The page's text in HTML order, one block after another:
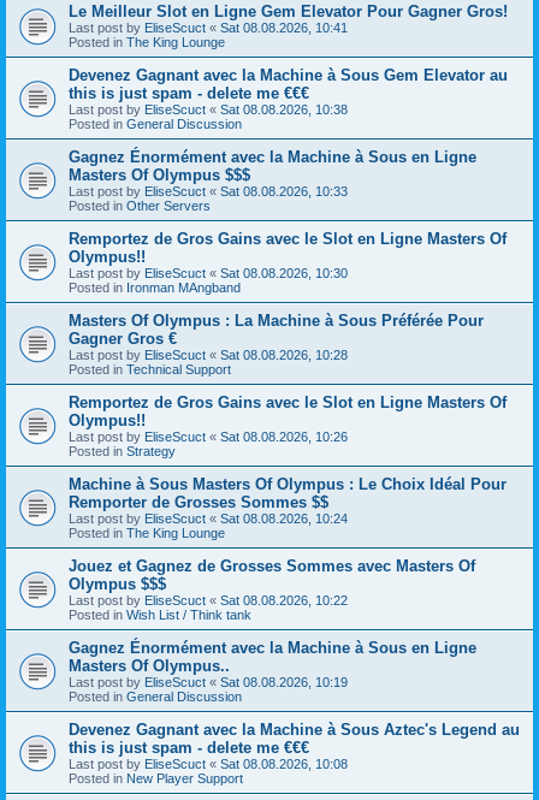
Le Meilleur Slot en Ligne Gem Elevator Pour Gagner Gros!
Last post by EliseScuct « Sat 08.08.2026, 10:41
Posted in The King Lounge
Devenez Gagnant avec la Machine à Sous Gem Elevator au
this is just spam - delete me €€€
Last post by EliseScuct « Sat 08.08.2026, 10:38
Posted in General Discussion
Gagnez Énormément avec la Machine à Sous en Ligne
Masters Of Olympus $$$
Last post by EliseScuct « Sat 08.08.2026, 10:33
Posted in Other Servers
Remportez de Gros Gains avec le Slot en Ligne Masters Of
Olympus!!
Last post by EliseScuct « Sat 08.08.2026, 10:30
Posted in Ironman MAngband
Masters Of Olympus : La Machine à Sous Préférée Pour
Gagner Gros €
Last post by EliseScuct « Sat 08.08.2026, 10:28
Posted in Technical Support
Remportez de Gros Gains avec le Slot en Ligne Masters Of
Olympus!!
Last post by EliseScuct « Sat 08.08.2026, 10:26
Posted in Strategy
Machine à Sous Masters Of Olympus : Le Choix Idéal Pour
Remporter de Grosses Sommes $$
Last post by EliseScuct « Sat 08.08.2026, 10:24
Posted in The King Lounge
Jouez et Gagnez de Grosses Sommes avec Masters Of
Olympus $$$
Last post by EliseScuct « Sat 08.08.2026, 10:22
Posted in Wish List / Think tank
Gagnez Énormément avec la Machine à Sous en Ligne
Masters Of Olympus..
Last post by EliseScuct « Sat 08.08.2026, 10:19
Posted in General Discussion
Devenez Gagnant avec la Machine à Sous Aztec's Legend au
this is just spam - delete me €€€
Last post by EliseScuct « Sat 08.08.2026, 10:08
Posted in New Player Support